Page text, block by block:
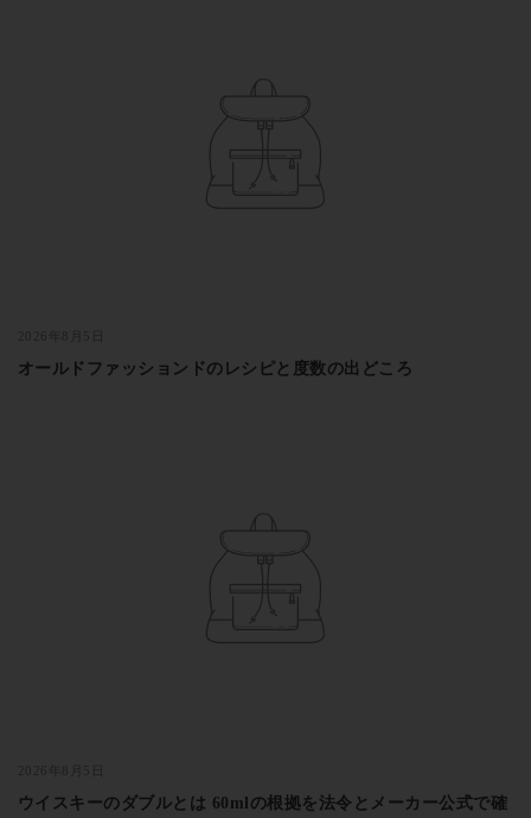
オールドファッションドのレシピと度数の出どころ
ウイスキーのダブルとは 60mlの根拠を法令とメーカー公式で確